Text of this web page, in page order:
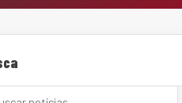
notícias